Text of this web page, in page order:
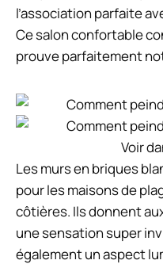
l’association parfaite
Ce salon confortable
prouve parfaitement
Voir
Les murs en briques
pour les maisons de
côtières. Ils donnent
une sensation super
également un aspect